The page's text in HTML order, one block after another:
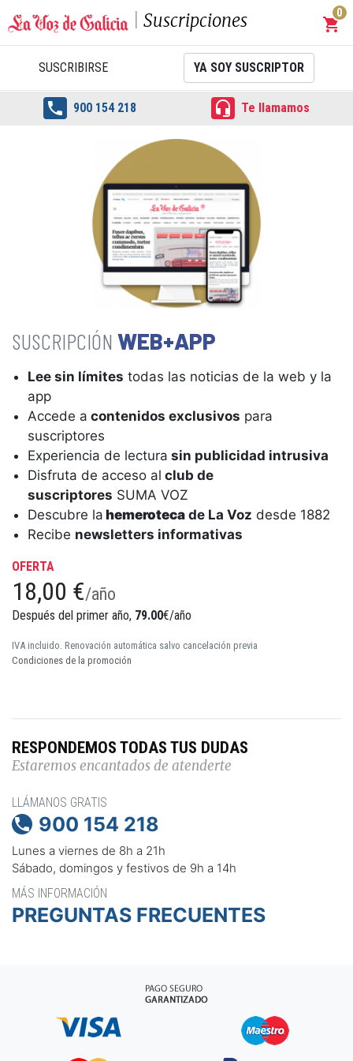
Suscripciones shopping_cart
0
SUSCRIBIRSE YA SOY SUSCRIPTOR
 900 154 218  Te llamamos
WEB+APP
Lee sin límites todas las noticias de la web y la
app
Accede a contenidos exclusivos para
suscriptores
Experiencia de lectura sin publicidad intrusiva
Disfruta de acceso al club de
suscriptores SUMA VOZ
Descubre la hemeroteca de La Voz desde 1882
Recibe newsletters informativas
OFERTA
18,00 €/año
Después del primer año, 79.00€/año
IVA incluido. Renovación automática salvo cancelación previa
Condiciones de la promoción
RESPONDEMOS TODAS TUS DUDAS
Estaremos encantados de atenderte
LLÁMANOS GRATIS
 900 154 218
Lunes a viernes de 8h a 21h
Sábado, domingos y festivos de 9h a 14h
MÁS INFORMACIÓN
PREGUNTAS FRECUENTES